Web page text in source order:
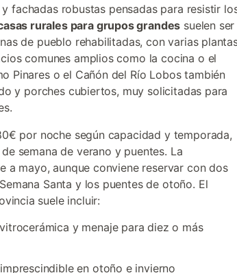
fachadas robustas pensadas para resistir
rurales para grupos grandes suelen ser
de pueblo rehabilitadas, con varias
comunes amplios como la cocina o el
Pinares o el Cañón del Río Lobos también
y porches cubiertos, muy solicitadas para
por noche según capacidad y temporada,
semana de verano y puentes. La
a mayo, aunque conviene reservar con dos
Santa y los puentes de otoño. El
suele incluir:
y menaje para diez o más
en otoño e invierno